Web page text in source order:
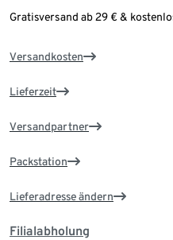
Gratisversand ab 29 € &
Versandkosten
Lieferzeit
Versandpartner
Packstation
Lieferadresse ändern
Filialabholung